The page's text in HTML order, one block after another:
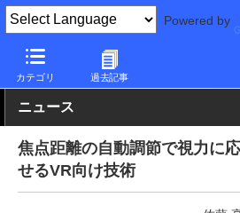
Powered by
カテゴリ 過去記事
PC Watch 市場 技術
ニュース
焦点距離の自動調節で視力に
せるVR向け技術